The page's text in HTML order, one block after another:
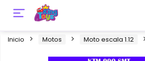
Inicio Motos Moto escala 1.12